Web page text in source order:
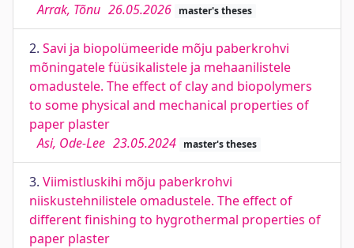
Arrak, Tõnu 26.05.2026 master's theses
2. Savi ja biopolümeeride mõju paberkrohvi
mõningatele füüsikalistele ja mehaanilistele
omadustele. The effect of clay and biopolymers
to some physical and mechanical properties of
paper plaster
Asi, Ode-Lee 23.05.2024 master's theses
3. Viimistluskihi mõju paberkrohvi
niiskustehnilistele omadustele. The effect of
different finishing to hygrothermal properties of
paper plaster